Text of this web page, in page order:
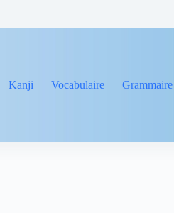
Kanji Vocabulaire Grammaire